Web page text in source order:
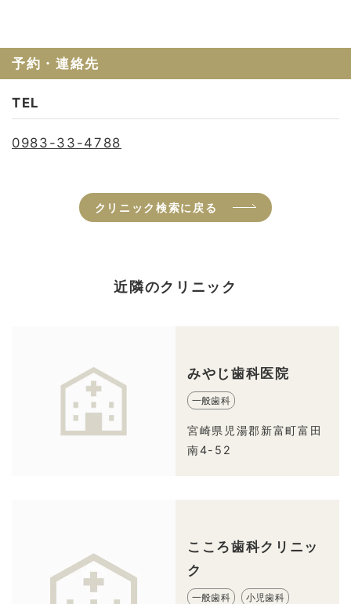
予約・連絡先
TEL
0983-33-4788
クリニック検索に戻る
近隣のクリニック
みやじ歯科医院
一般歯科
宮崎県児湯郡新富町富田
南4-52
こころ歯科クリニッ
ク
一般歯科 小児歯科